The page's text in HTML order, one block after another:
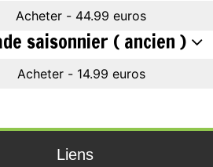
Acheter - 44.99 euros
saisonnier ( ancien )
Acheter - 14.99 euros
Liens